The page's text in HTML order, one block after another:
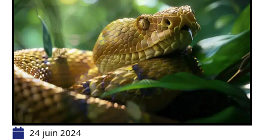
24 juin 2024